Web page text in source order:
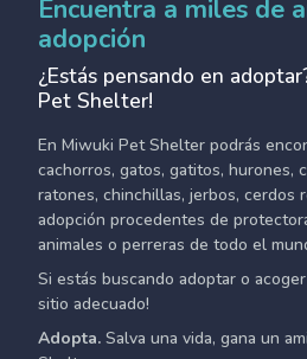
Encuentra a miles de
adopción
¿Estás pensando en
Pet Shelter!
En Miwuki Pet Shelter podrás
cachorros, gatos, gatitos, hurones,
ratones, chinchillas, jerbos, cerdos
adopción procedentes de
animales o perreras de todo el
Si estás buscando adoptar o
sitio adecuado!
Adopta. Salva una vida, gana un